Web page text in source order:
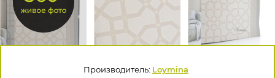
Производитель: Loymina